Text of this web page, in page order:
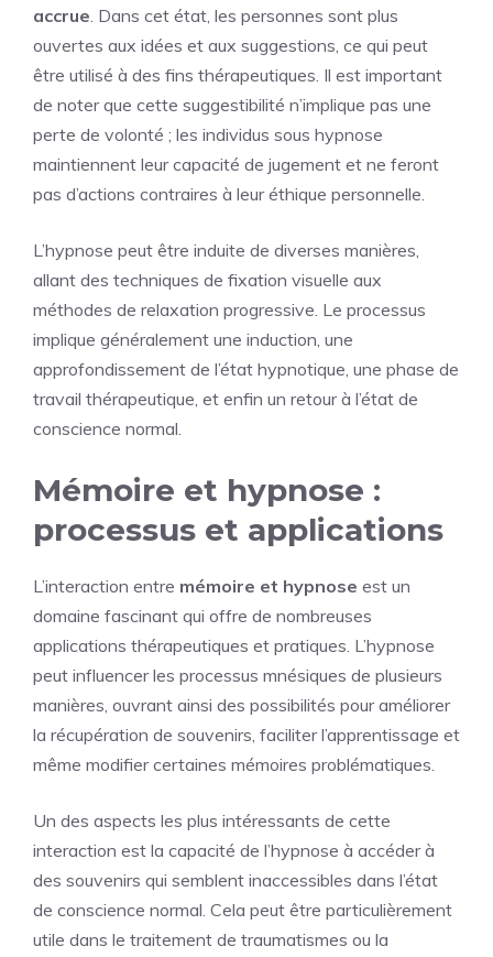
accrue. Dans cet état, les personnes sont plus
ouvertes aux idées et aux suggestions, ce qui peut
être utilisé à des fins thérapeutiques. Il est important
de noter que cette suggestibilité n’implique pas une
perte de volonté ; les individus sous hypnose
maintiennent leur capacité de jugement et ne feront
pas d’actions contraires à leur éthique personnelle.
L’hypnose peut être induite de diverses manières,
allant des techniques de fixation visuelle aux
méthodes de relaxation progressive. Le processus
implique généralement une induction, une
approfondissement de l’état hypnotique, une phase de
travail thérapeutique, et enfin un retour à l’état de
conscience normal.
Mémoire et hypnose :
processus et applications
L’interaction entre mémoire et hypnose est un
domaine fascinant qui offre de nombreuses
applications thérapeutiques et pratiques. L’hypnose
peut influencer les processus mnésiques de plusieurs
manières, ouvrant ainsi des possibilités pour améliorer
la récupération de souvenirs, faciliter l’apprentissage et
même modifier certaines mémoires problématiques.
Un des aspects les plus intéressants de cette
interaction est la capacité de l’hypnose à accéder à
des souvenirs qui semblent inaccessibles dans l’état
de conscience normal. Cela peut être particulièrement
utile dans le traitement de traumatismes ou la